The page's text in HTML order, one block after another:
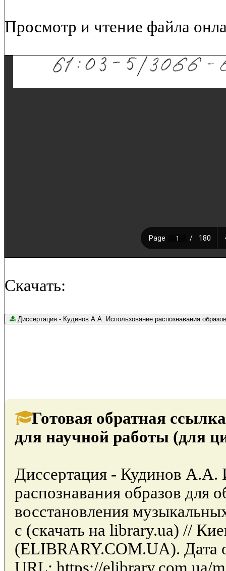
Просмотр и чтение файла
Скачать:
Диссертация - Кудинов А.А. Использование
Готовая обратная
для научной работы (для
Диссертация - Кудинов А.А.
распознавания образов для
восстановления
с (скачать на library.ua) //
(ELIBRARY.COM.UA). Дата